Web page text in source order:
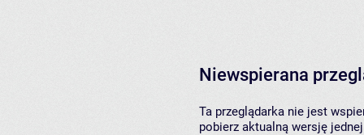
Niewspierana
Ta przeglądarka nie jest
pobierz aktualną wersję